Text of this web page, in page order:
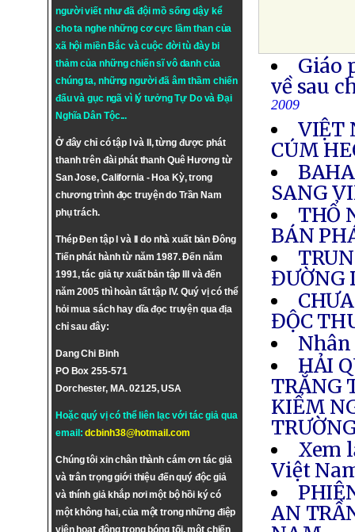
người viết như đã đội mồ sống dậy kể
cho ta nghe những cơ cực lầm than của
xã hội miền Bắc và cuộc đời tù đày bi
thảm của những chiến sĩ vô danh của
chúng ta, những người đã âm thầm chiến
đấu và gục ngã vì lý tưởngTự DovàĐại
Nghĩa Dân Tộc...
Ở đây chỉ có tập I và II, từng được phát
thanh trên đài phát thanh Quê Hương từ
San Jose, California - Hoa Kỳ, trong
chương trình đọc truyện do Trần Nam
phụ trách.
Thép Đen tập I và II do nhà xuất bản Đông
Tiến phát hành từ năm 1987. Đến năm
1991, tác giả tự xuất bản tập III và đến
năm 2005 thì hoàn tất tập IV. Quý vị có thể
hỏi mua sách hay dĩa đọc truyện qua địa
chỉ sau đây:
Dang Chi Binh
PO Box 255-571
Dorchester, MA. 02125, USA
Hoặc quý vị có thể liên lạc với tác giả qua
email:dcbinh38@hotmail.com
Chúng tôi xin chân thành cám ơn tác giả
và trân trọng giới thiệu đến quý độc giả
và thính giả khắp nơi một bộ hồi ký có
một không hai, của một trong những điệp
viên hoạt động trong bóng tối, một chiến
Giáo
về sau
2009
VIỆT
CÚM
SANG
THỔ
BÁN
ĐƯỜNG
ĐỘC
Nhân
HẢI
TRẮNG
KIỂM
Xem
Việt
AN